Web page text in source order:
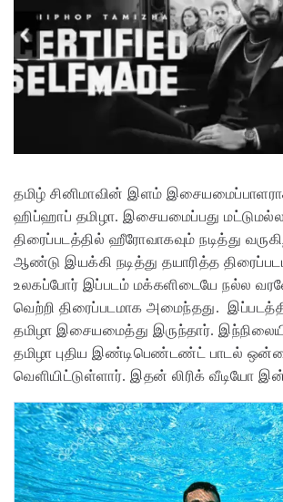
தமிழ் சினிமாவின் இளம்
ஹிப்ஹாப் தமிழா. இசையமைப்பது
திரைப்படத்தில் ஹீரோவாகவும் நடித்து
ஆண்டு இயக்கி நடித்து தயாரித்த
உலகப்போர் இப்படம் மக்களிடையே நல்ல
வெற்றி திரைப்படமாக அமைந்தது.
தமிழா இசையமைத்து இருந்தார்.
தமிழா புதிய இண்டிபெண்டண்ட் பாடல்
வெளியிட்டுள்ளார். இதன் லிரிக் வீடியோ